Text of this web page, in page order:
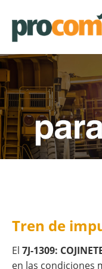
Tren de
El 7J-1309:
en las condiciones